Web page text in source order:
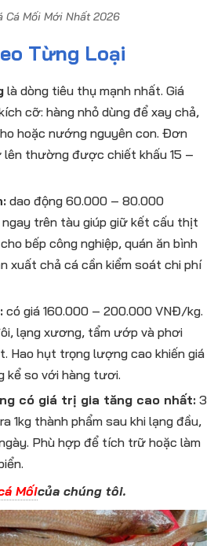
Cá Mối Mới Nhất 2026
Từng Loại
là dòng tiêu thụ mạnh nhất. Giá
cỡ: hàng nhỏ dùng để xay chả,
hoặc nướng nguyên con. Đơn
lên thường được chiết khấu 15 –
dao động 60.000 – 80.000
trên tàu giúp giữ kết cấu thịt
bếp công nghiệp, quán ăn bình
xuất chả cá cần kiểm soát chi phí
có giá 160.000 – 200.000 VNĐ/kg.
lạng xương, tẩm ướp và phơi
Hao hụt trọng lượng cao khiến giá
kể so với hàng tươi.
có giá trị gia tăng cao nhất:3
1kg thành phẩm sau khi lạng đầu,
Phù hợp để tích trữ hoặc làm
Mốicủa chúng tôi.